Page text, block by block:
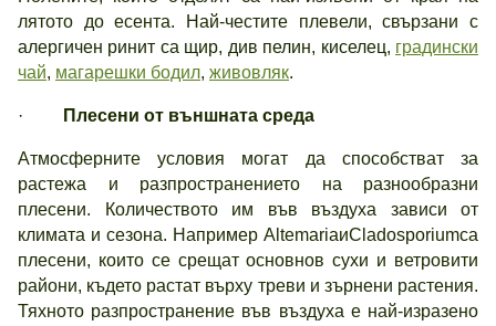
лятото до есента. Най-честите плевели, свързани с
алергичен ринит са щир, див пелин, киселец, градински
чай, магарешки бодил, живовляк.
· Плесени от външната среда
Атмосферните условия могат да способстват за
растежа и разпространението на разнообразни
плесени. Количеството им във въздуха зависи от
климата и сезона. Например AltemariaиCladosporiumса
плесени, които се срещат основнов сухи и ветровити
райони, където растат върху треви и зърнени растения.
Тяхното разпространение във въздуха е най-изразено